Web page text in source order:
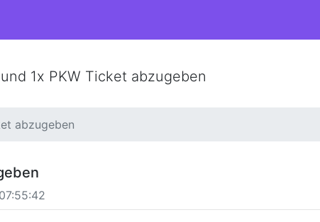
1x PKW Ticket abzugeben
abzugeben